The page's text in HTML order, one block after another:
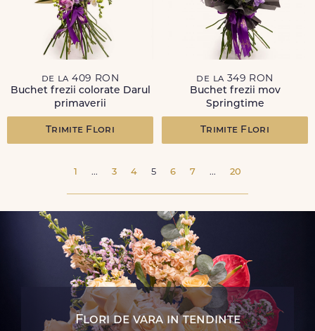
de la 409 RON
Buchet frezii colorate Darul
primaverii
Trimite Flori
de la 349 RON
Buchet frezii mov
Springtime
Trimite Flori
1 ... 3 4 5 6 7 ... 20
Flori de vara in tendinte